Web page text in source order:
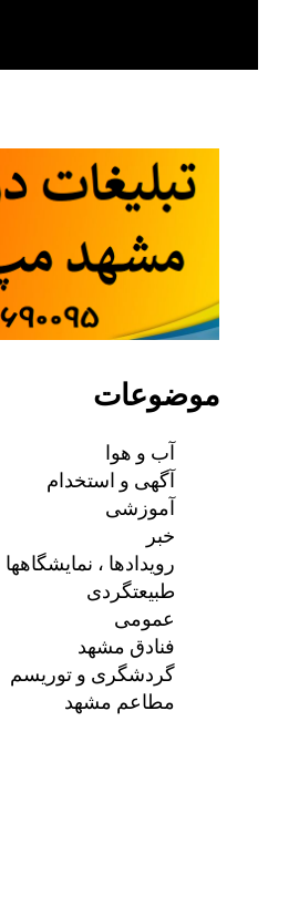
content
موضوعات
آب و هوا
آگهی و استخدام
آموزشی
خبر
رویدادها ، نمایشگاهها
طبیعتگردی
عمومی
فنادق مشهد
گردشگری و توریسم
مطاعم مشهد